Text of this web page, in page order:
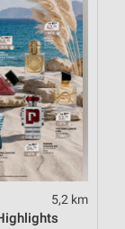
5,2 km